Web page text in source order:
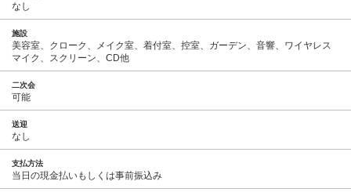
なし
施設
美容室、クローク、メイク室、着付室、控室、ガーデン、音響、ワイヤレス
マイク、スクリーン、CD他
二次会
可能
送迎
なし
支払方法
当日の現金払いもしくは事前振込み